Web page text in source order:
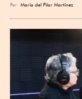
Por María del Pilar Martínez